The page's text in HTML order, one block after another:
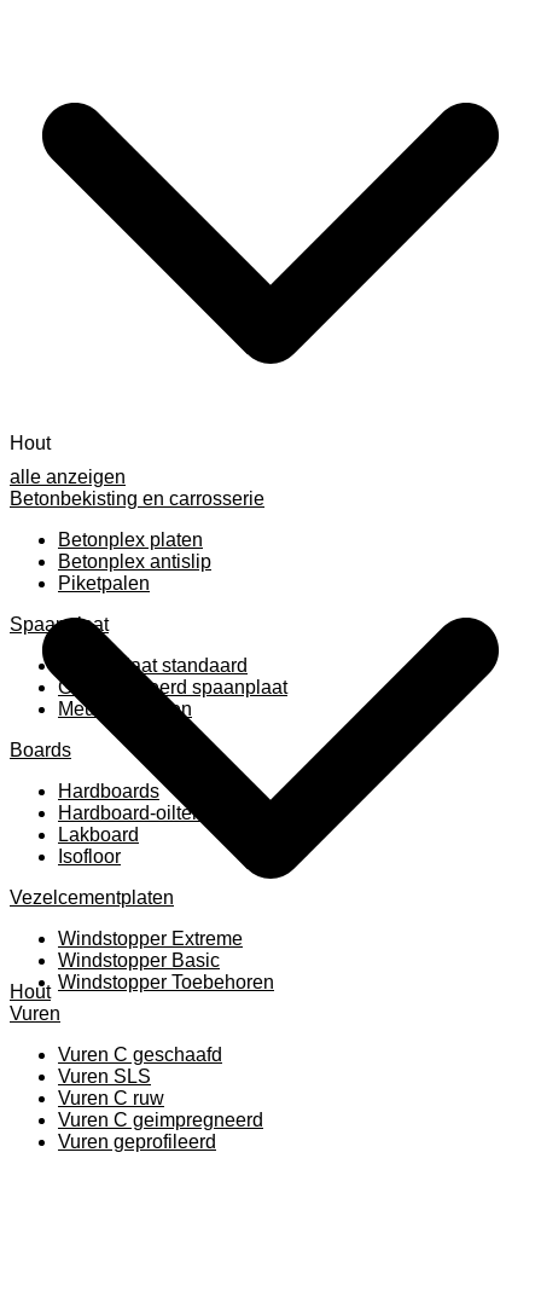
alle anzeigen
Betonbekisting en carrosserie
Betonplex platen
Betonplex antislip
Piketpalen
Spaanplaat
Spaanplaat standaard
Geplastificeerd spaanplaat
Meubelpanelen
Boards
Hardboards
Hardboard-oiltemperated
Lakboard
Isofloor
Vezelcementplaten
Windstopper Extreme
Windstopper Basic
Windstopper Toebehoren
Hout
Hout
Vuren
Vuren C geschaafd
Vuren SLS
Vuren C ruw
Vuren C geimpregneerd
Vuren geprofileerd